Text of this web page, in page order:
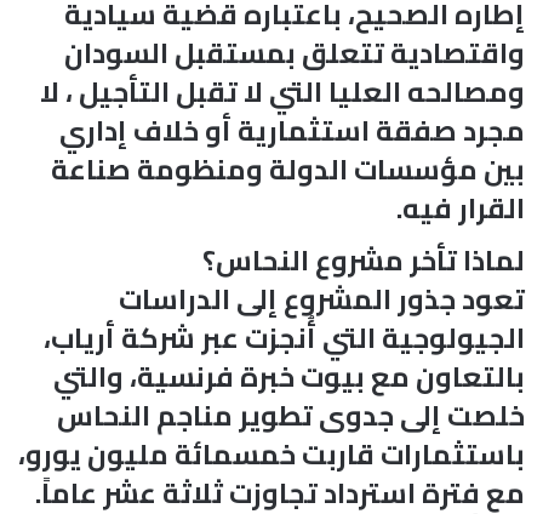
إطاره الصحيح، باعتباره قضية سيادية
واقتصادية تتعلق بمستقبل السودان
ومصالحه العليا التي لا تقبل التأجيل ، لا
مجرد صفقة استثمارية أو خلاف إداري
بين مؤسسات الدولة ومنظومة صناعة
القرار فيه.
لماذا تأخر مشروع النحاس؟
تعود جذور المشروع إلى الدراسات
الجيولوجية التي أُنجزت عبر شركة أرياب،
بالتعاون مع بيوت خبرة فرنسية، والتي
خلصت إلى جدوى تطوير مناجم النحاس
باستثمارات قاربت خمسمائة مليون يورو،
مع فترة استرداد تجاوزت ثلاثة عشر عاماً.